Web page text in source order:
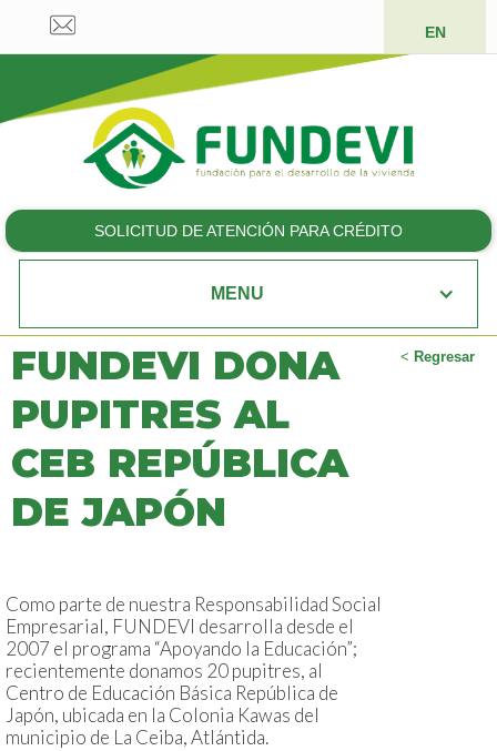
EN
SOLICITUD DE ATENCIÓN PARA CRÉDITO
MENU
< Regresar
FUNDEVI DONA
PUPITRES AL
CEB REPÚBLICA
DE JAPÓN
Como parte de nuestra Responsabilidad Social
Empresarial, FUNDEVI desarrolla desde el
2007 el programa “Apoyando la Educación”;
recientemente donamos 20 pupitres, al
Centro de Educación Básica República de
Japón, ubicada en la Colonia Kawas del
municipio de La Ceiba, Atlántida.